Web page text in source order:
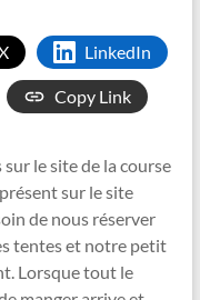
LinkedIn
Copy Link
le site de la course
sur le site
de nous réserver
tentes et notre petit
Lorsque tout le